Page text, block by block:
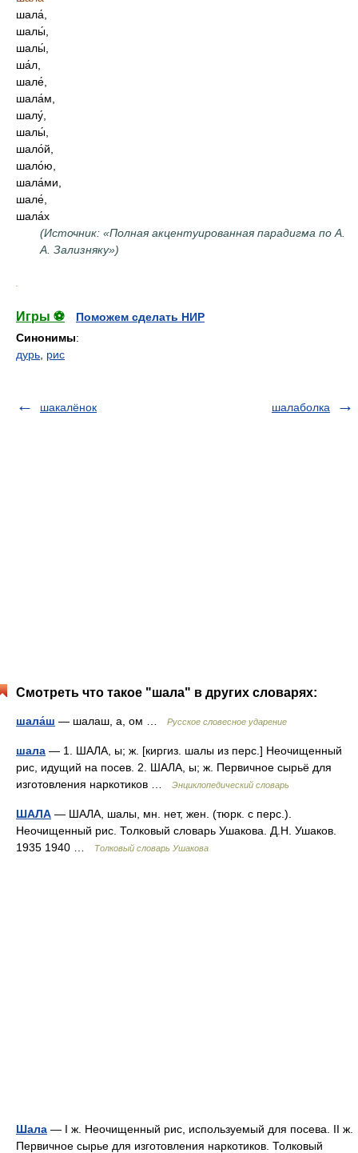
шала́,
шалы́,
шалы́,
ша́л,
шале́,
шала́м,
шалу́,
шалы́,
шало́й,
шало́ю,
шала́ми,
шале́,
шала́х
(Источник: «Полная акцентуированная парадигма по А.
А. Зализняку»)
Игры ⚽
Поможем сделать НИР
Синонимы:
дурь рис
шакалёнок шалаболка
Смотреть что такое "шала" в других словарях:
шала́ш — шалаш, а, ом … Русское словесное ударение
шала — 1. ШАЛА, ы; ж. [киргиз. шалы из перс.] Неочищенный
рис, идущий на посев. 2. ШАЛА, ы; ж. Первичное сырьё для
изготовления наркотиков …
Энциклопедический словарь
ШАЛА — ШАЛА, шалы, мн. нет, жен. (тюрк. с перс.).
Неочищенный рис. Толковый словарь Ушакова. Д.Н. Ушаков.
1935 1940 …
Толковый словарь Ушакова
Шала — I ж. Неочищенный рис, используемый для посева. II ж.
Первичное сырье для изготовления наркотиков. Толковый